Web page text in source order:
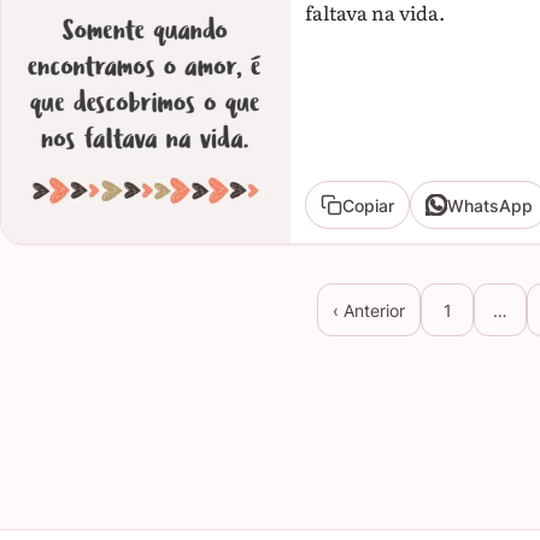
faltava na vida.
Copiar WhatsApp
‹ Anterior 1 …